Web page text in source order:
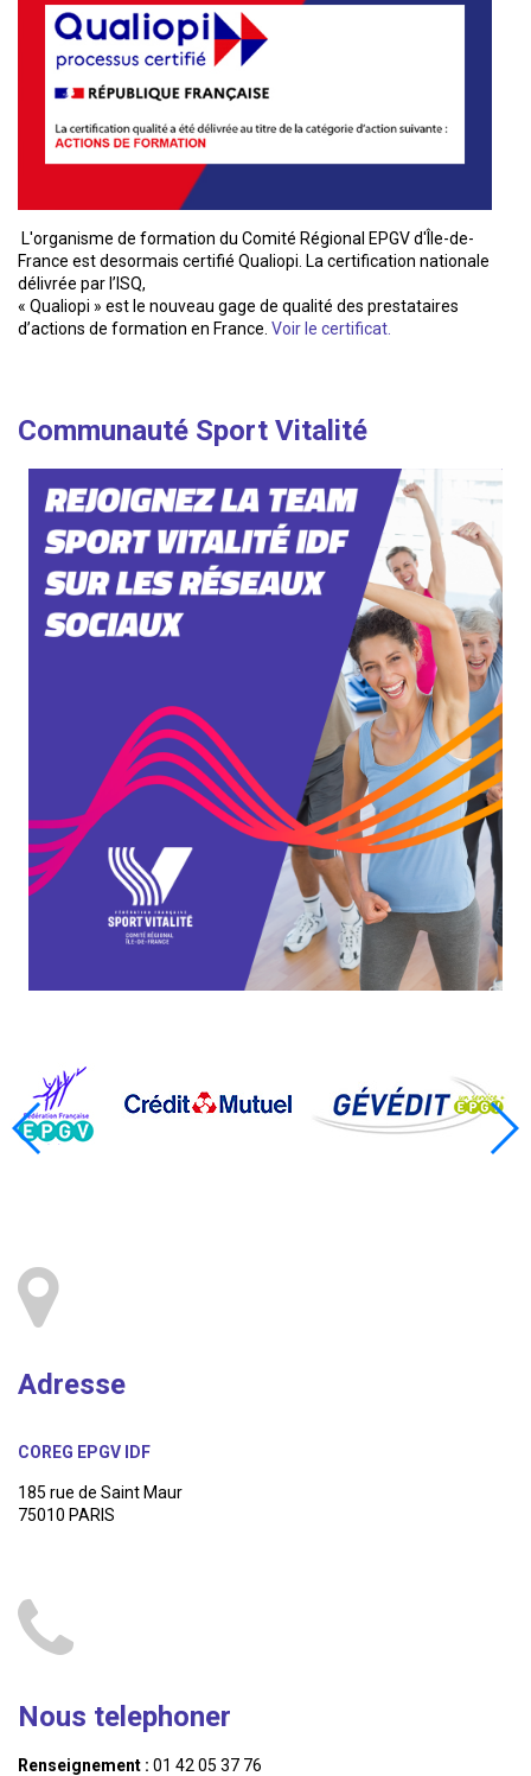
L'organisme de formation du Comité Régional EPGV d'Île-de-
France est desormais certifié Qualiopi. La certification nationale
délivrée par l’ISQ,
« Qualiopi » est le nouveau gage de qualité des prestataires
d’actions de formation en France. Voir le certificat.
Communauté Sport Vitalité
Adresse
COREG EPGV IDF
185 rue de Saint Maur
75010 PARIS
Nous telephoner
Renseignement : 01 42 05 37 76